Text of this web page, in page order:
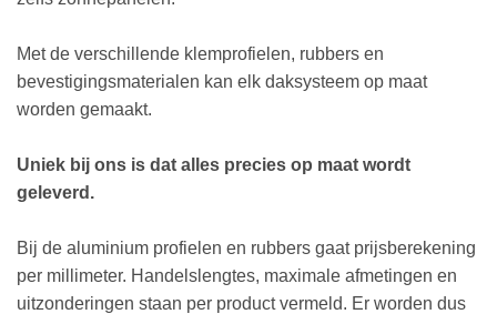
Met de verschillende klemprofielen, rubbers en
bevestigingsmaterialen kan elk daksysteem op maat
worden gemaakt.
Uniek bij ons is dat alles precies op maat wordt
geleverd.
Bij de aluminium profielen en rubbers gaat prijsberekening
per millimeter. Handelslengtes, maximale afmetingen en
uitzonderingen staan per product vermeld. Er worden dus